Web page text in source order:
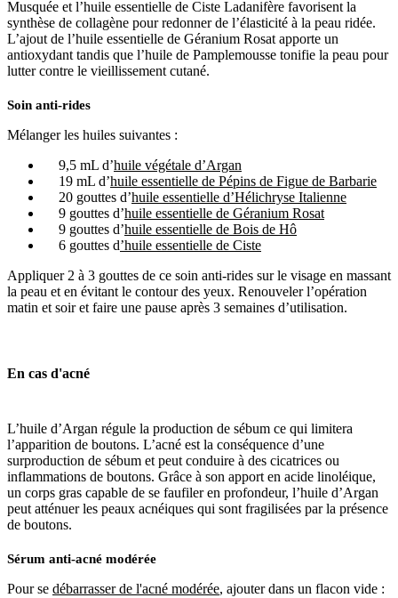
Musquée et l’huile essentielle de Ciste Ladanifère favorisent la
synthèse de collagène pour redonner de l’élasticité à la peau ridée.
L’ajout de l’huile essentielle de Géranium Rosat apporte un
antioxydant tandis que l’huile de Pamplemousse tonifie la peau pour
lutter contre le vieillissement cutané.
Soin anti-rides
Mélanger les huiles suivantes :
9,5 mL d’huile végétale d’Argan
19 mL d’huile essentielle de Pépins de Figue de Barbarie
20 gouttes d’huile essentielle d’Hélichryse Italienne
9 gouttes d’huile essentielle de Géranium Rosat
9 gouttes d’huile essentielle de Bois de Hô
6 gouttes d’huile essentielle de Ciste
Appliquer 2 à 3 gouttes de ce soin anti-rides sur le visage en massant
la peau et en évitant le contour des yeux. Renouveler l’opération
matin et soir et faire une pause après 3 semaines d’utilisation.
En cas d'acné
L’huile d’Argan régule la production de sébum ce qui limitera
l’apparition de boutons. L’acné est la conséquence d’une
surproduction de sébum et peut conduire à des cicatrices ou
inflammations de boutons. Grâce à son apport en acide linoléique,
un corps gras capable de se faufiler en profondeur, l’huile d’Argan
peut atténuer les peaux acnéiques qui sont fragilisées par la présence
de boutons.
Sérum anti-acné modérée
Pour se débarrasser de l'acné modérée, ajouter dans un flacon vide :